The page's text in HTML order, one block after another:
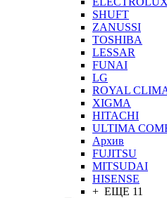
SHUFT
ZANUSSI
TOSHIBA
LESSAR
FUNAI
LG
ROYAL
XIGMA
HITACHI
ULTIMA
Архив
FUJITSU
MITSUDAI
HISENSE
+ ЕЩЕ 11